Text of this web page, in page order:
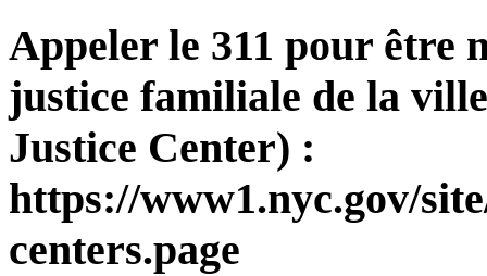
Appeler le 311 pour être
justice familiale de la
Justice Center) :
https://www1.nyc.gov/
centers.page